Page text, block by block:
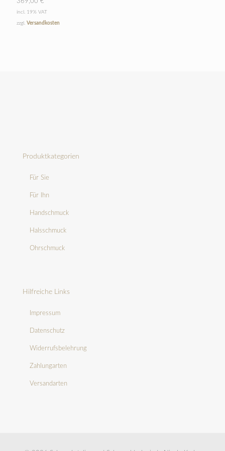
369,00 €
incl. 19% VAT
zzgl. Versandkosten
Produktkategorien
Für Sie
Für Ihn
Handschmuck
Halsschmuck
Ohrschmuck
Hilfreiche Links
Impressum
Datenschutz
Widerrufsbelehrung
Zahlungarten
Versandarten